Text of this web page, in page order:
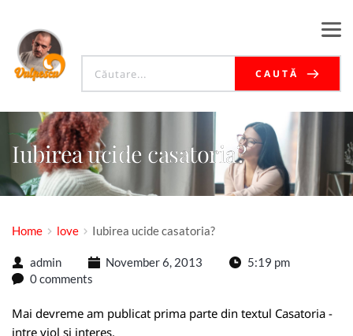
CAUTĂ
Iubirea ucide casatoria?
Home love Iubirea ucide casatoria?
admin November 6, 2013
5:19 pm
0 comments
Mai devreme am publicat prima parte din textul Casatoria -
intre viol si interes.